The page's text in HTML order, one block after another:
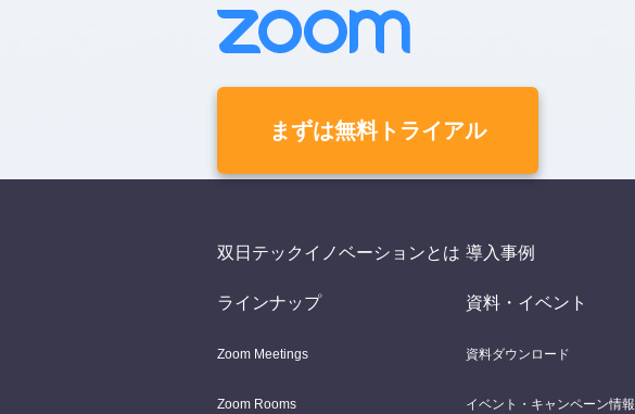
まずは無料トライアル
双日テックイノベーションとは
ラインナップ
Zoom Meetings
Zoom Rooms
導入事例
資料・イベント
資料ダウンロード
イベント・キャンペーン情報